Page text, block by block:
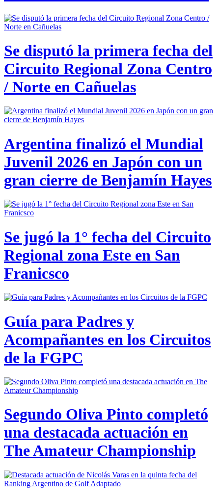
Se disputó la primera fecha del
Circuito Regional Zona Centro
/ Norte en Cañuelas
Argentina finalizó el Mundial
Juvenil 2026 en Japón con un
gran cierre de Benjamín Hayes
Se jugó la 1° fecha del Circuito
Regional zona Este en San
Franicsco
Guía para Padres y
Acompañantes en los Circuitos
de la FGPC
Segundo Oliva Pinto completó
una destacada actuación en
The Amateur Championship